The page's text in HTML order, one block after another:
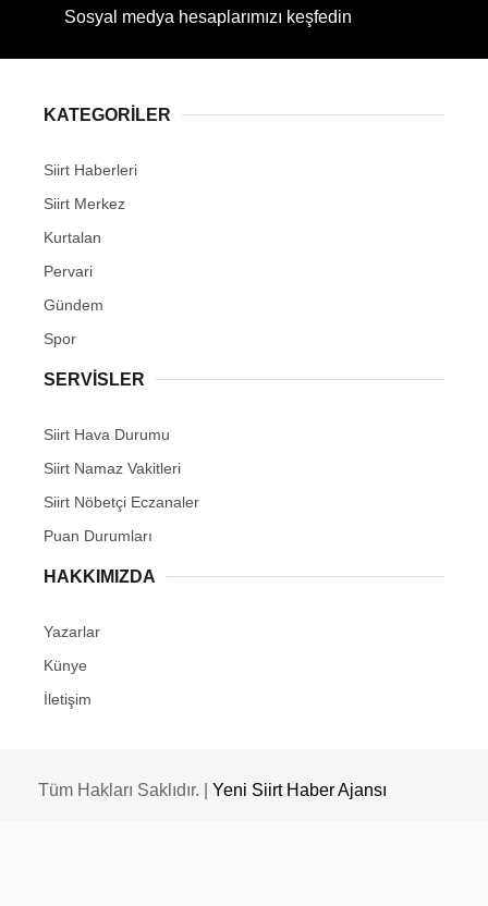
Sosyal medya hesaplarımızı keşfedin
KATEGORİLER
Siirt Haberleri
Siirt Merkez
Kurtalan
Pervari
Gündem
Spor
SERVİSLER
Siirt Hava Durumu
Siirt Namaz Vakitleri
Siirt Nöbetçi Eczanaler
Puan Durumları
HAKKIMIZDA
Yazarlar
Künye
İletişim
Tüm Hakları Saklıdır. | Yeni Siirt Haber Ajansı